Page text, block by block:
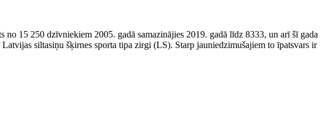
no 15 250 dzīvniekiem 2005. gadā samazinājies 2019. gadā līdz 8333, un arī šī gada
siltasiņu šķirnes sporta tipa zirgi (LS). Starp jauniedzimušajiem to īpatsvars ir